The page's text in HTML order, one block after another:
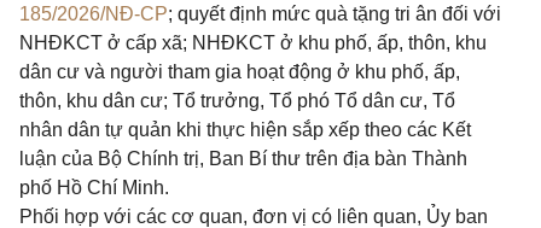
185/2026/NĐ-CP; quyết định mức quà tặng tri ân đối với
NHĐKCT ở cấp xã; NHĐKCT ở khu phố, ấp, thôn, khu
dân cư và người tham gia hoạt động ở khu phố, ấp,
thôn, khu dân cư; Tổ trưởng, Tổ phó Tổ dân cư, Tổ
nhân dân tự quản khi thực hiện sắp xếp theo các Kết
luận của Bộ Chính trị, Ban Bí thư trên địa bàn Thành
phố Hồ Chí Minh.
Phối hợp với các cơ quan, đơn vị có liên quan, Ủy ban